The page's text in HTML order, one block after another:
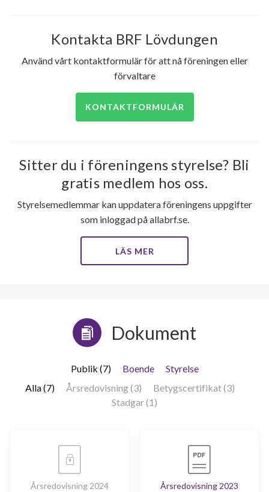
Kontakta BRF Lövdungen
Använd vårt kontaktformulär för att nå föreningen eller
förvaltare
KONTAKTFORMULÄR
Sitter du i föreningens styrelse? Bli
gratis medlem hos oss.
Styrelsemedlemmar kan uppdatera föreningens uppgifter
som inloggad på allabrf.se.
LÄS MER
Dokument
Publik (7) Boende
Styrelse
Alla (7)
Årsredovisning (3)
Betygscertifikat (3)
Stadgar (1)
Årsredovisning 2024 Årsredovisning 2023